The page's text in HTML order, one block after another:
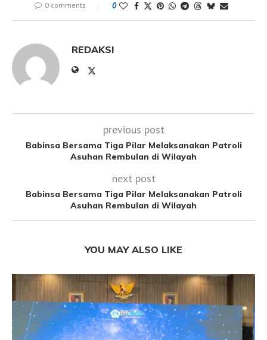
0 comments 0
REDAKSI
previous post
Babinsa Bersama Tiga Pilar Melaksanakan Patroli
Asuhan Rembulan di Wilayah
next post
Babinsa Bersama Tiga Pilar Melaksanakan Patroli
Asuhan Rembulan di Wilayah
YOU MAY ALSO LIKE